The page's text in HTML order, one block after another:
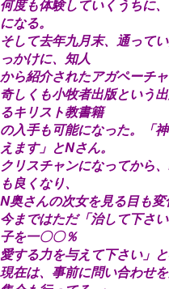
何度も体験していくうちに
になる。
そして去年九月末、通って
っかけに、知人
から紹介されたアガペーチャ
奇しくも小牧者出版という
るキリスト教書籍
の入手も可能になった。「
えます」とNさん。
クリスチャンになってから
も良くなり、
N奥さんの次女を見る目も変
今まではただ「治して下さ
子を一〇〇％
愛する力を与えて下さい」と
現在は、事前に問い合わせ